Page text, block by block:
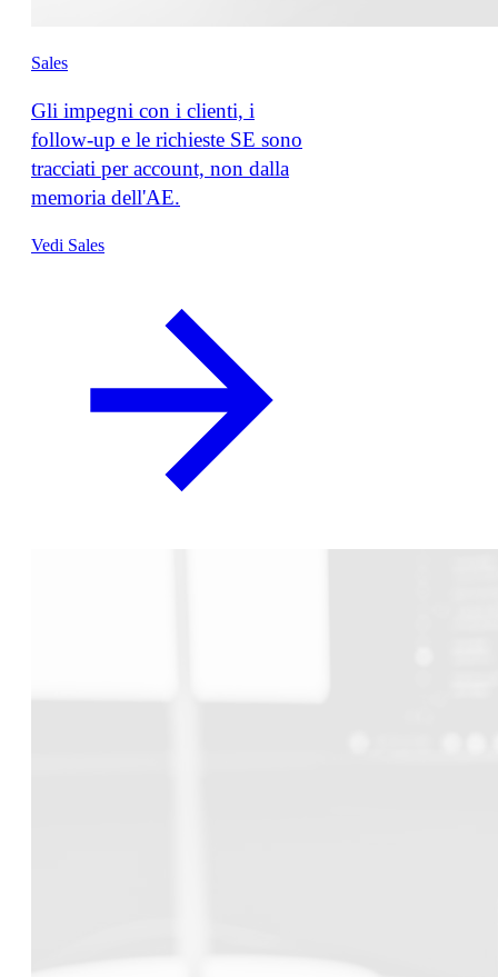
Sales
Gli impegni con i clienti, i
follow-up e le richieste SE sono
tracciati per account, non dalla
memoria dell'AE.
Vedi Sales